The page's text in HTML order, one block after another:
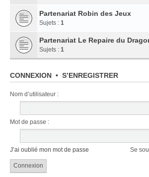
Partenariat Robin des Jeux
Sujets : 1
Partenariat Le Repaire du
Sujets : 1
CONNEXION • S’ENREGISTRER
Nom d’utilisateur :
Mot de passe :
J’ai oublié mon mot de passe Se